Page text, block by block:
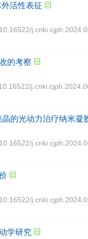
活性表征
的考察
的光动力治疗纳米凝
学研究